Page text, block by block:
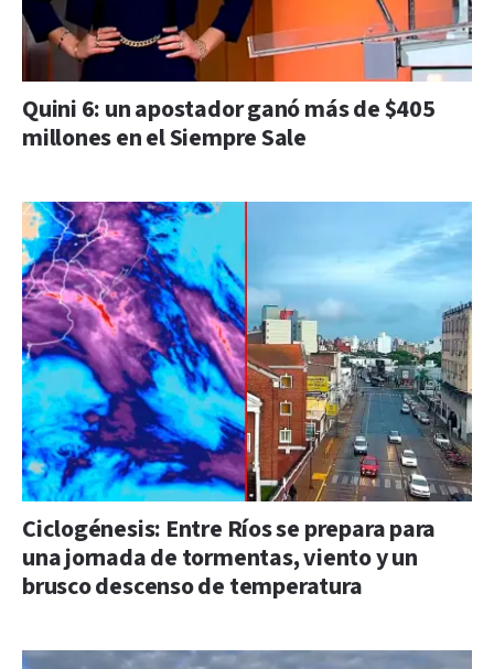
Quini 6: un apostador ganó más de $405
millones en el Siempre Sale
Ciclogénesis: Entre Ríos se prepara para
una jornada de tormentas, viento y un
brusco descenso de temperatura